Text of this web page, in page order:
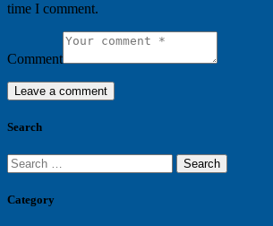
time I comment.
Comment
Search
Search
for:
Category